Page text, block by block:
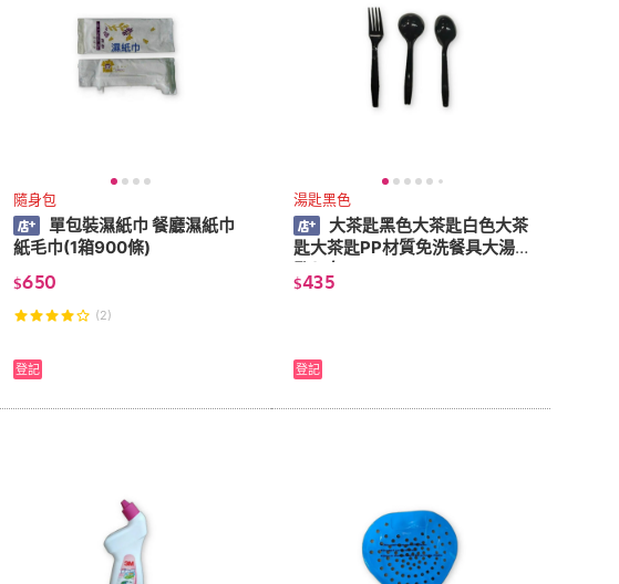
隨身包
單包裝濕紙巾 餐廳濕紙巾
紙毛巾(1箱900條)
$650
(2)
登記
湯匙黑色
大茶匙黑色大茶匙白色大茶
匙大茶匙PP材質免洗餐具大湯
匙(5包)
$435
登記